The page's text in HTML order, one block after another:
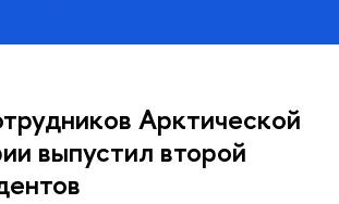
Арктической
выпустил второй